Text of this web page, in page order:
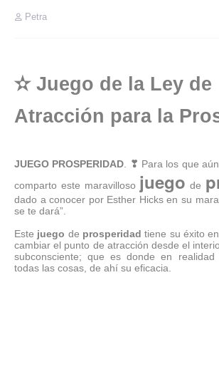
Petra
✫ Juego de la Ley de
Atracción para la
JUEGO PROSPERIDAD ❣ Para los que
comparto este maravilloso juego de
dado a conocer por Esther Hicks en su
se te dará”.
Este juego de prosperidad tiene su éxito
cambiar el punto de atracción desde el
subconsciente; que es donde en
todas las cosas, de ahí su eficacia.